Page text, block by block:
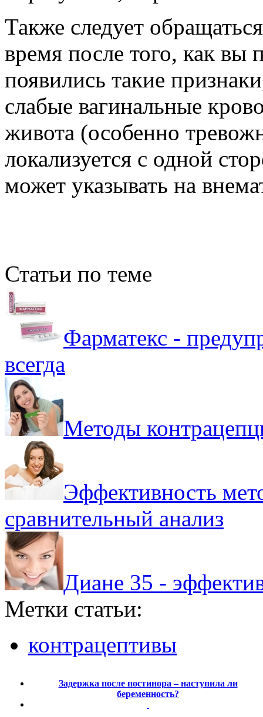
Также следует
время после того, как вы
появились такие
слабые вагинальные
живота (особенно
локализуется с одной
может указывать на
Статьи по теме
Фарматекс -
всегда
Методы
Эффективность
сравнительный анализ
Диане 35 -
Метки статьи:
контрацептивы
Задержка после постинора – наступила ли
беременность?